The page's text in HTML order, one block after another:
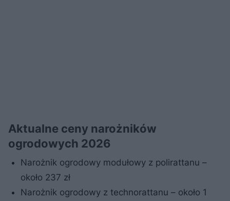
Aktualne ceny narożników
ogrodowych 2026
Narożnik ogrodowy modułowy z polirattanu –
około 237 zł
Narożnik ogrodowy z technorattanu – około 1